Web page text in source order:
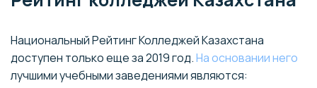
Национальный Рейтинг Колледжей Казахстана
доступен только еще за 2019 год.На основании него
лучшими учебными заведениями являются: